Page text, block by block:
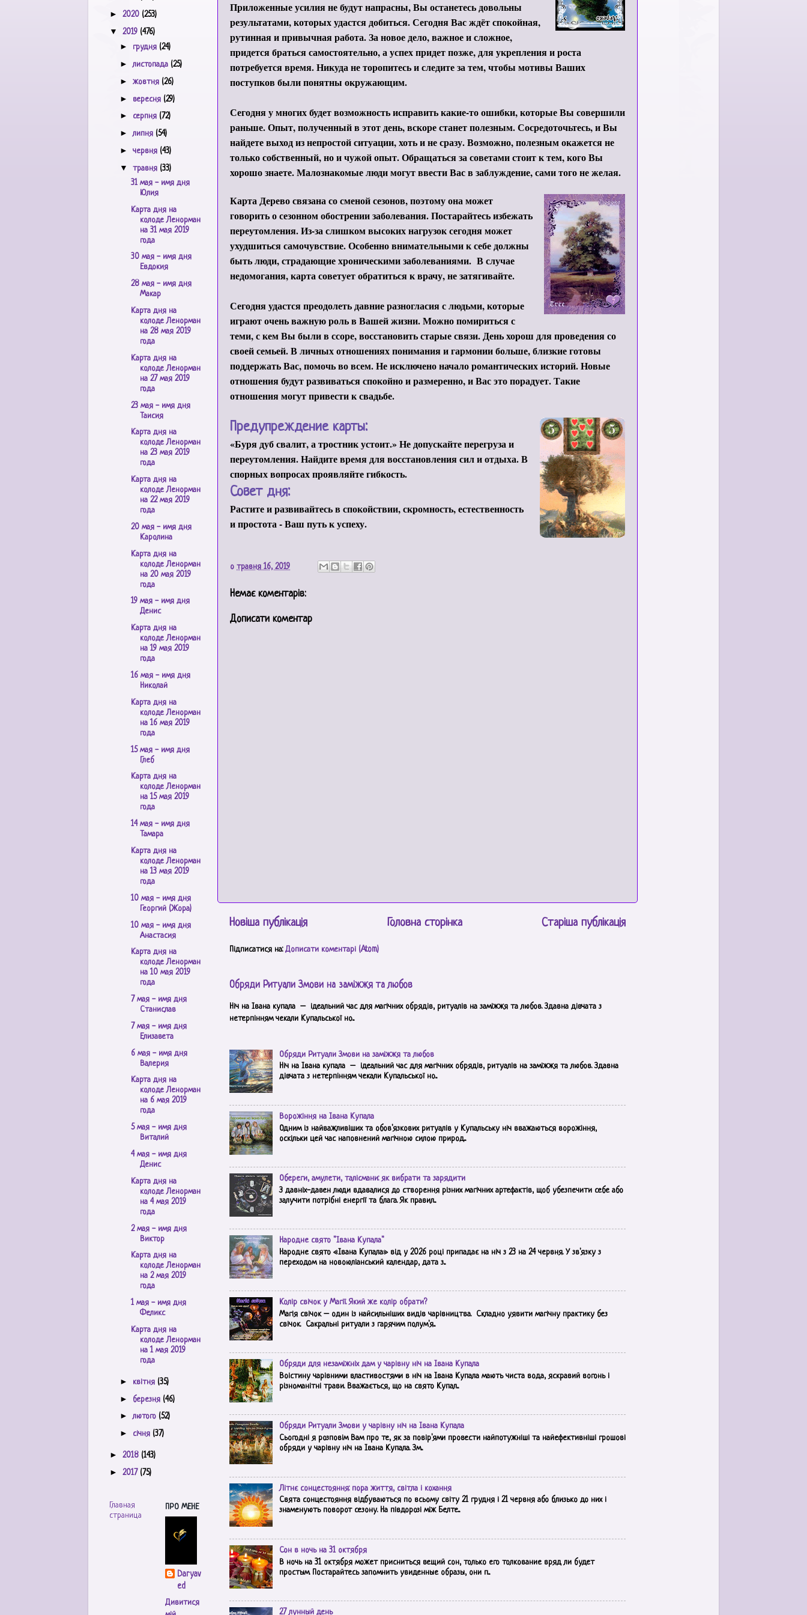
Приложенные усилия не будут напрасны, Вы останетесь довольны
результатами, которых удастся добиться. Сегодня Вас ждёт спокойная,
рутинная и привычная работа. За новое дело, важное и сложное,
придется браться самостоятельно, а успех придет позже, для укрепления и роста
потребуется время. Никуда не торопитесь и следите за тем, чтобы мотивы Ваших
поступков были понятны окружающим.
Сегодня у многих будет возможность исправить какие-то ошибки, которые Вы совершили
раньше. Опыт, полученный в этот день, вскоре станет полезным. Сосредоточьтесь, и Вы
найдете выход из непростой ситуации, хоть и не сразу. Возможно, полезным окажется не
только собственный, но и чужой опыт. Обращаться за советами стоит к тем, кого Вы
хорошо знаете. Малознакомые люди могут ввести Вас в заблуждение, сами того не желая.
Карта Дерево связана со сменой сезонов, поэтому она может
говорить о сезонном обострении заболевания. Постарайтесь избежать
переутомления. Из-за слишком высоких нагрузок сегодня может
ухудшиться самочувствие. Особенно внимательными к себе должны
быть люди, страдающие хроническими заболеваниями. В случае
недомогания, карта советует обратиться к врачу, не затягивайте.
Сегодня удастся преодолеть давние разногласия с людьми, которые
играют очень важную роль в Вашей жизни. Можно помириться с
теми, с кем Вы были в ссоре, восстановить старые связи. День хорош для проведения со
своей семьей. В личных отношениях понимания и гармонии больше, близкие готовы
поддержать Вас, помочь во всем. Не исключено начало романтических историй. Новые
отношения будут развиваться спокойно и размеренно, и Вас это порадует. Такие
отношения могут привести к свадьбе.
Предупреждение карты:
«Буря дуб свалит, а тростник устоит.» Не допускайте перегруза и
переутомления. Найдите время для восстановления сил и отдыха. В
спорных вопросах проявляйте гибкость.
Совет дня:
Растите и развивайтесь в спокойствии, скромность, естественность
и простота - Ваш путь к успеху.
о травня 16, 2019
Немає коментарів:
Дописати коментар
Новіша публікація Старіша публікація
Головна сторінка
Підписатися на: Дописати коментарі (Atom)
Обряди Ритуали Змови на заміжжя та любов
Ніч на Івана купала – ідеальний час для магічних обрядів, ритуалів на заміжжя та любов. Здавна дівчата з
нетерпінням чекали Купальської но...
Обряди Ритуали Змови на заміжжя та любов
Ніч на Івана купала – ідеальний час для магічних обрядів, ритуалів на заміжжя та любов. Здавна
дівчата з нетерпінням чекали Купальської но...
Ворожіння на Івана Купала
Одним із найважливіших та обов'язкових ритуалів у Купальську ніч вважаються ворожіння,
оскільки цей час наповнений магічною силою природ...
Обереги, амулети, талісмани: як вибрати та зарядити
З давніх-давен люди вдавалися до створення різних магічних артефактів, щоб убезпечити себе або
залучити потрібні енергії та блага. Як правил...
Народне свято "Івана Купала"
Народне свято «Івана Купала» від у 2026 році припадає на ніч з 23 на 24 червня. У зв'язку з
переходом на новоюліанський календар, дата з...
Колір свічок у Магії. Який же колір обрати?
Магія свічок – один із найсильніших видів чарівництва. Складно уявити магічну практику без
свічок. Сакральні ритуали з гарячим полум'я...
Обряди для незаміжніх дам у чарівну ніч на Івана Купала
Воістину чарівними властивостями в ніч на Івана Купала мають чиста вода, яскравий вогонь і
різноманітні трави. Вважається, що на свято Купал...
Обряди Ритуали Змови у чарівну ніч на Івана Купала
Сьогодні я розповім Вам про те, як за повір'ями провести найпотужніші та найефективніші грошові
обряди у чарівну ніч на Івана Купала. Зм...
Літнє сонцестояння: пора життя, світла і кохання
Свята сонцестояння відбуваються по всьому світу 21 грудня і 21 червня або близько до них і
знаменують поворот сезону. На півдорозі між Белте...
Сон в ночь на 31 октября
В ночь на 31 октября может присниться вещий сон, только его толкование вряд ли будет
простым. Постарайтесь запомнить увиденные образы, они п...
27 лунный день
► 2020 (253)
▼ 2019 (476)
► грудня (24)
►листопада (25)
►жовтня (26)
► вересня (29)
► серпня (72)
►липня (54)
►червня (43)
▼травня (33)
31 мая - имя дня
Юлия
Карта дня на
колоде Ленорман
на 31 мая 2019
года
30 мая - имя дня
Евдокия
28 мая - имя дня
Макар
Карта дня на
колоде Ленорман
на 28 мая 2019
года
Карта дня на
колоде Ленорман
на 27 мая 2019
года
23 мая - имя дня
Таисия
Карта дня на
колоде Ленорман
на 23 мая 2019
года
Карта дня на
колоде Ленорман
на 22 мая 2019
года
20 мая - имя дня
Каролина
Карта дня на
колоде Ленорман
на 20 мая 2019
года
19 мая - имя дня
Денис
Карта дня на
колоде Ленорман
на 19 мая 2019
года
16 мая - имя дня
Николай
Карта дня на
колоде Ленорман
на 16 мая 2019
года
15 мая - имя дня
Глеб
Карта дня на
колоде Ленорман
на 15 мая 2019
года
14 мая - имя дня
Тамара
Карта дня на
колоде Ленорман
на 13 мая 2019
года
10 мая - имя дня
Георгий (Жора)
10 мая - имя дня
Анастасия
Карта дня на
колоде Ленорман
на 10 мая 2019
года
7 мая - имя дня
Станислав
7 мая - имя дня
Елизавета
6 мая - имя дня
Валерия
Карта дня на
колоде Ленорман
на 6 мая 2019
года
5 мая - имя дня
Виталий
4 мая - имя дня
Денис
Карта дня на
колоде Ленорман
на 4 мая 2019
года
2 мая - имя дня
Виктор
Карта дня на
колоде Ленорман
на 2 мая 2019
года
1 мая - имя дня
Феликс
Карта дня на
колоде Ленорман
на 1 мая 2019
года
► квітня (35)
► березня (46)
►лютого (52)
► січня (37)
► 2018 (143)
► 2017 (75)
Главная
страница
ПРО МЕНЕ
Daryav
ed
Дивитися